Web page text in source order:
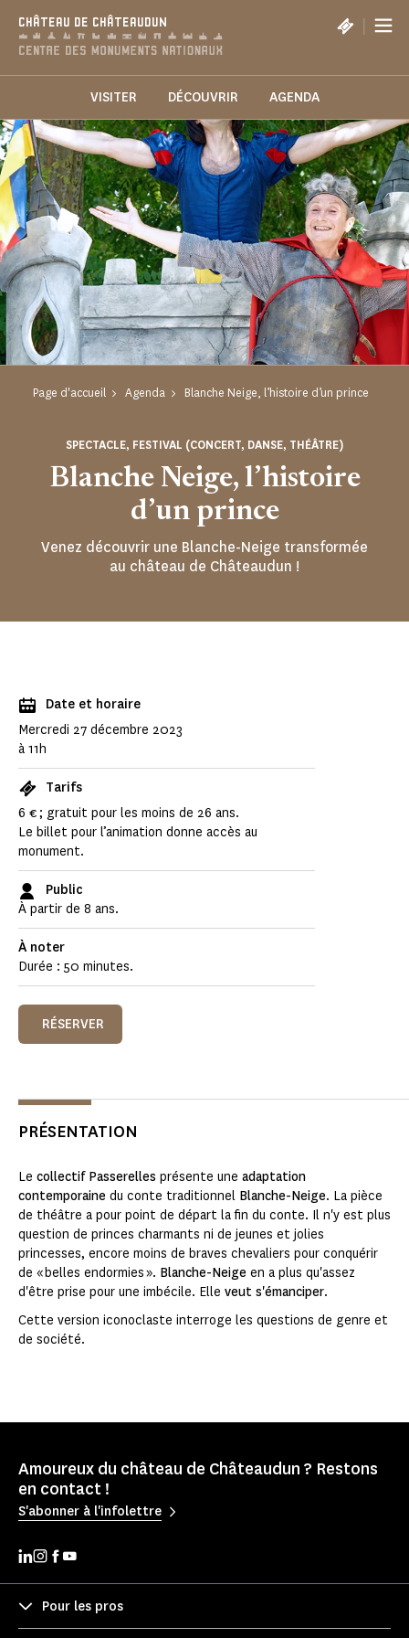
CHÂTEAU DE CHÂTEAUDUN |
VISITER DÉCOUVRIR AGENDA
Page d'accueil Agenda Blanche Neige, l’histoire d’un prince
Blanche Neige, l’histoire
d’un prince
SPECTACLE, FESTIVAL (CONCERT, DANSE, THÉÂTRE)
Venez découvrir une Blanche-Neige transformée
au château de Châteaudun !
Date et horaire
Mercredi 27 décembre 2023
à 11h
Tarifs
6 € ; gratuit pour les moins de 26 ans.
Le billet pour l’animation donne accès au
monument.
Public
À partir de 8 ans.
À noter
Durée : 50 minutes.
RÉSERVER
PRÉSENTATION
Le collectif Passerelles présente une adaptation
contemporaine du conte traditionnel Blanche-Neige. La pièce
de théâtre a pour point de départ la fin du conte. Il n'y est plus
question de princes charmants ni de jeunes et jolies
princesses, encore moins de braves chevaliers pour conquérir
de « belles endormies ». Blanche-Neige en a plus qu'assez
d'être prise pour une imbécile. Elle veut s'émanciper.
Cette version iconoclaste interroge les questions de genre et
de société.
Amoureux du château de Châteaudun ? Restons
en contact !
S'abonner à l'infolettre
Pour les pros